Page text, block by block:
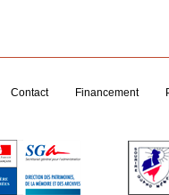
Contact Financement